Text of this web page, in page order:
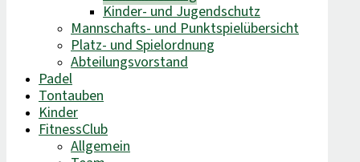
Kinder- und Jugendschutz
Mannschafts- und Punktspielübersicht
Platz- und Spielordnung
Abteilungsvorstand
Padel
Tontauben
Kinder
FitnessClub
Allgemein